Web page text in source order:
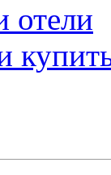
отели